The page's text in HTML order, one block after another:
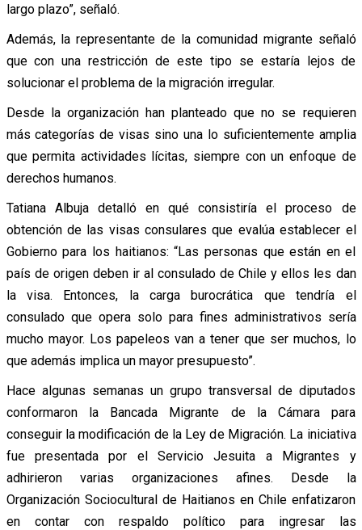
largo plazo”, señaló.
Además, la representante de la comunidad migrante señaló
que con una restricción de este tipo se estaría lejos de
solucionar el problema de la migración irregular.
Desde la organización han planteado que no se requieren
más categorías de visas sino una lo suficientemente amplia
que permita actividades lícitas, siempre con un enfoque de
derechos humanos.
Tatiana Albuja detalló en qué consistiría el proceso de
obtención de las visas consulares que evalúa establecer el
Gobierno para los haitianos: “Las personas que están en el
país de origen deben ir al consulado de Chile y ellos les dan
la visa. Entonces, la carga burocrática que tendría el
consulado que opera solo para fines administrativos sería
mucho mayor. Los papeleos van a tener que ser muchos, lo
que además implica un mayor presupuesto”.
Hace algunas semanas un grupo transversal de diputados
conformaron la Bancada Migrante de la Cámara para
conseguir la modificación de la Ley de Migración. La iniciativa
fue presentada por el Servicio Jesuita a Migrantes y
adhirieron varias organizaciones afines. Desde la
Organización Sociocultural de Haitianos en Chile enfatizaron
en contar con respaldo político para ingresar las